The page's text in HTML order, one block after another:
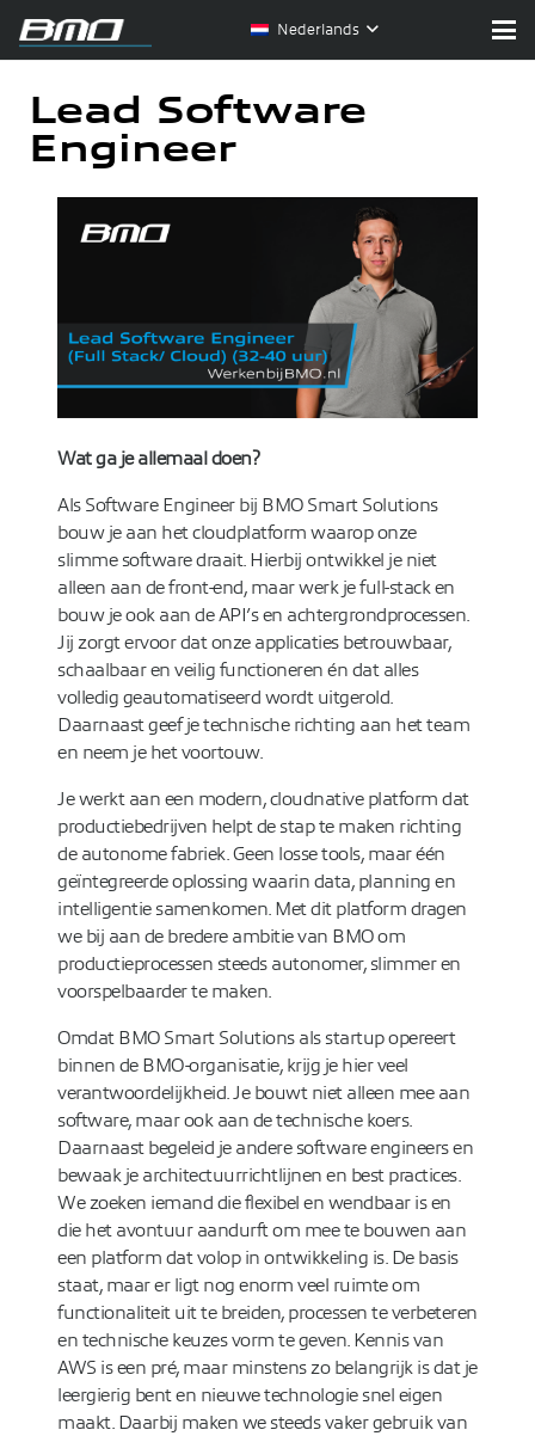
Nederlands
Lead Software
Engineer
Wat ga je allemaal doen?
Als Software Engineer bij BMO Smart Solutions
bouw je aan het cloudplatform waarop onze
slimme software draait. Hierbij ontwikkel je niet
alleen aan de front-end, maar werk je full-stack en
bouw je ook aan de API’s en achtergrondprocessen.
Jij zorgt ervoor dat onze applicaties betrouwbaar,
schaalbaar en veilig functioneren én dat alles
volledig geautomatiseerd wordt uitgerold.
Daarnaast geef je technische richting aan het team
en neem je het voortouw.
Je werkt aan een modern, cloudnative platform dat
productiebedrijven helpt de stap te maken richting
de autonome fabriek. Geen losse tools, maar één
geïntegreerde oplossing waarin data, planning en
intelligentie samenkomen. Met dit platform dragen
we bij aan de bredere ambitie van BMO om
productieprocessen steeds autonomer, slimmer en
voorspelbaarder te maken.
Omdat BMO Smart Solutions als startup opereert
binnen de BMO-organisatie, krijg je hier veel
verantwoordelijkheid. Je bouwt niet alleen mee aan
software, maar ook aan de technische koers.
Daarnaast begeleid je andere software engineers en
bewaak je architectuurrichtlijnen en best practices.
We zoeken iemand die flexibel en wendbaar is en
die het avontuur aandurft om mee te bouwen aan
een platform dat volop in ontwikkeling is. De basis
staat, maar er ligt nog enorm veel ruimte om
functionaliteit uit te breiden, processen te verbeteren
en technische keuzes vorm te geven. Kennis van
AWS is een pré, maar minstens zo belangrijk is dat je
leergierig bent en nieuwe technologie snel eigen
maakt. Daarbij maken we steeds vaker gebruik van